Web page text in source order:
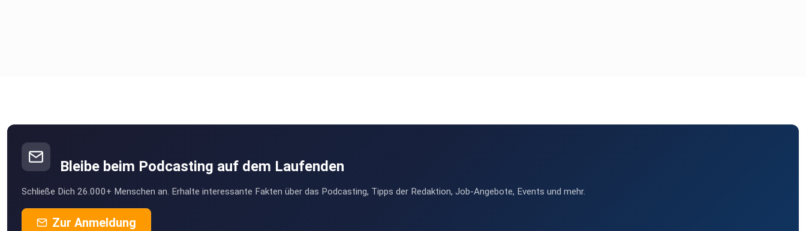
Bleibe beim Podcasting auf dem Laufenden
Schließe Dich 26.000+ Menschen an. Erhalte interessante Fakten über das Podcasting, Tipps der Redaktion, Job-Angebote, Events und mehr.
Zur Anmeldung